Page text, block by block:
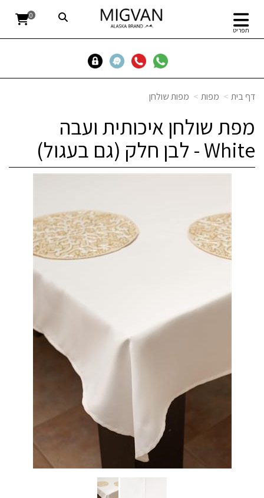
תפריט
0
דף בית מפות מפות שולחן
מפת שולחן איכותית ועבה
White - לבן חלק (גם בעגול)